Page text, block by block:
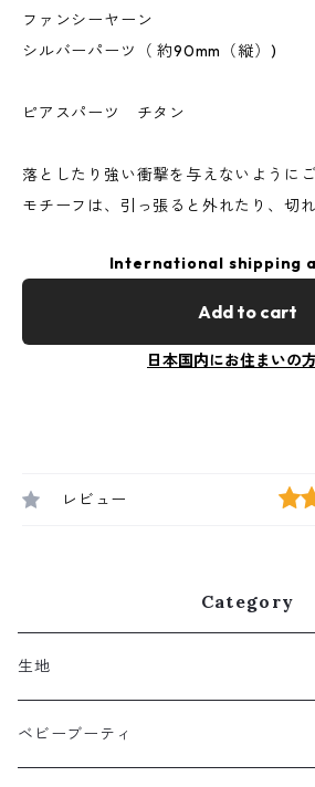
ファンシーヤーン
シルバーパーツ（ 約90mm（縦）)
ピアスパーツ チタン
落としたり強い衝撃を与えないように
モチーフは、引っ張ると外れたり、切
International shipping
Add to cart
日本国内にお住まいの
レビュー
Category
生地
クロスチェック柄
ベビーブーティ